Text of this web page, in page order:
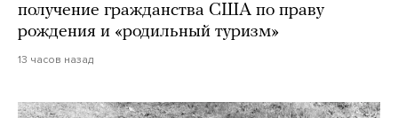
получение гражданства США по праву
рождения и «родильный туризм»
13 часов назад